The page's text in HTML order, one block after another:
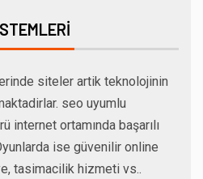
siteler artik teknolojinin
seo uyumlu
internet ortamında başarılı
ise güvenilir online
tasimacilik hizmeti vs..